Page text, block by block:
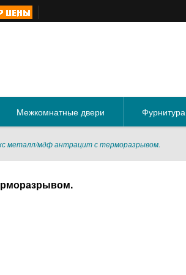
Межкомнатные двери Фурнитура
металл/мдф антрацит с терморазрывом.